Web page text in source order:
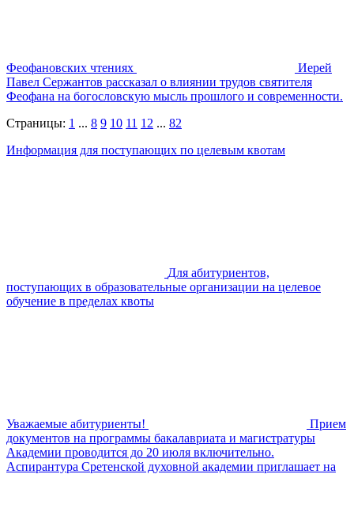
Феофановских чтениях
Иерей
Павел Сержантов рассказал о влиянии трудов святителя
Феофана на богословскую мысль прошлого и современности.
Страницы: 1 ... 8 9 10 11 12 ... 82
Информация для поступающих по целевым квотам
Для абитуриентов,
поступающих в образовательные организации на целевое
обучение в пределах квоты
Уважаемые абитуриенты!
Прием
документов на программы бакалавриата и магистратуры
Академии проводится до 20 июля включительно.
Аспирантура Сретенской духовной академии приглашает на